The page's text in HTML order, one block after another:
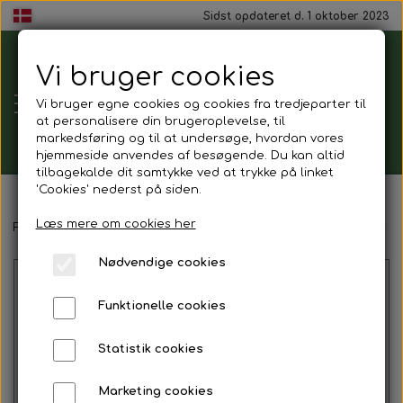
Sidst opdateret d. 1 oktober 2023
Tårnborg
Forsamlingshus
Gavekort
Mad ud af huset
Mindestund
Forside Mad ud af huset Franskbrød m. pålæg
Vi bruger cookies
Vi bruger egne cookies og cookies fra tredjeparter til
at personalisere din brugeroplevelse, til
markedsføring og til at undersøge, hvordan vores
hjemmeside anvendes af besøgende. Du kan altid
tilbagekalde dit samtykke ved at trykke på linket
'Cookies' nederst på siden.
Læs mere om cookies her
Nødvendige cookies
Funktionelle cookies
Statistik cookies
Marketing cookies